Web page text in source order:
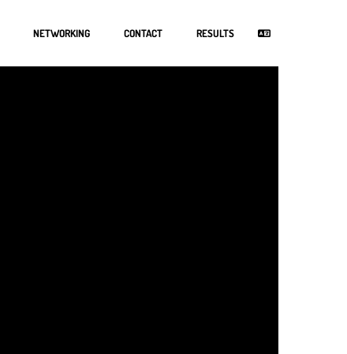
NETWORKING CONTACT RESULTS